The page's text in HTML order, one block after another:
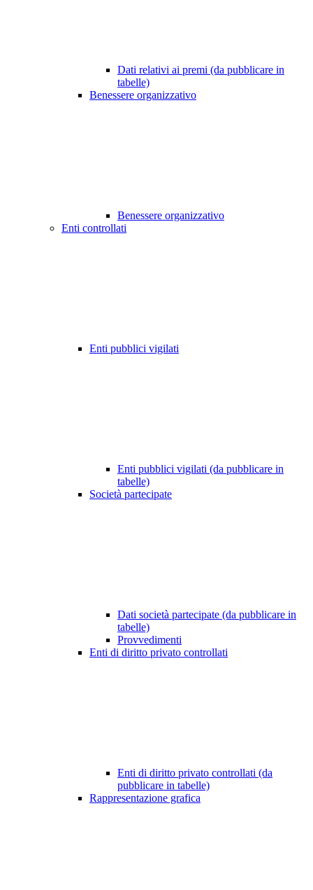
Dati relativi ai premi (da pubblicare in
tabelle)
Benessere organizzativo
Benessere organizzativo
Enti controllati
Enti pubblici vigilati
Enti pubblici vigilati (da pubblicare in
tabelle)
Società partecipate
Dati società partecipate (da pubblicare in
tabelle)
Provvedimenti
Enti di diritto privato controllati
Enti di diritto privato controllati (da
pubblicare in tabelle)
Rappresentazione grafica